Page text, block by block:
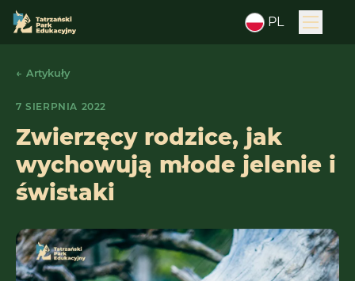
PL
← Artykuły
7 SIERPNIA 2022
Zwierzęcy rodzice, jak
wychowują młode jelenie i
świstaki